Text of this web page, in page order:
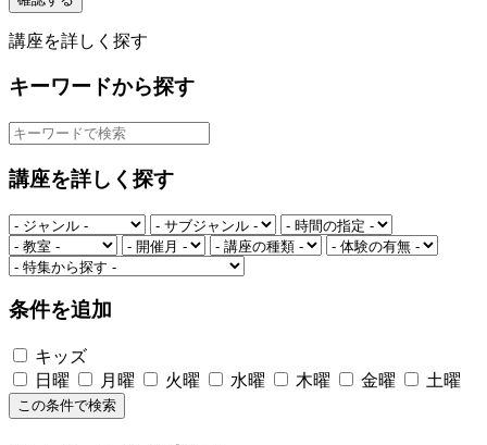
講座を詳しく探す
キーワードから探す
講座を詳しく探す
条件を追加
キッズ
日曜
月曜 火曜 水曜 木曜 金曜 土曜
この条件で検索